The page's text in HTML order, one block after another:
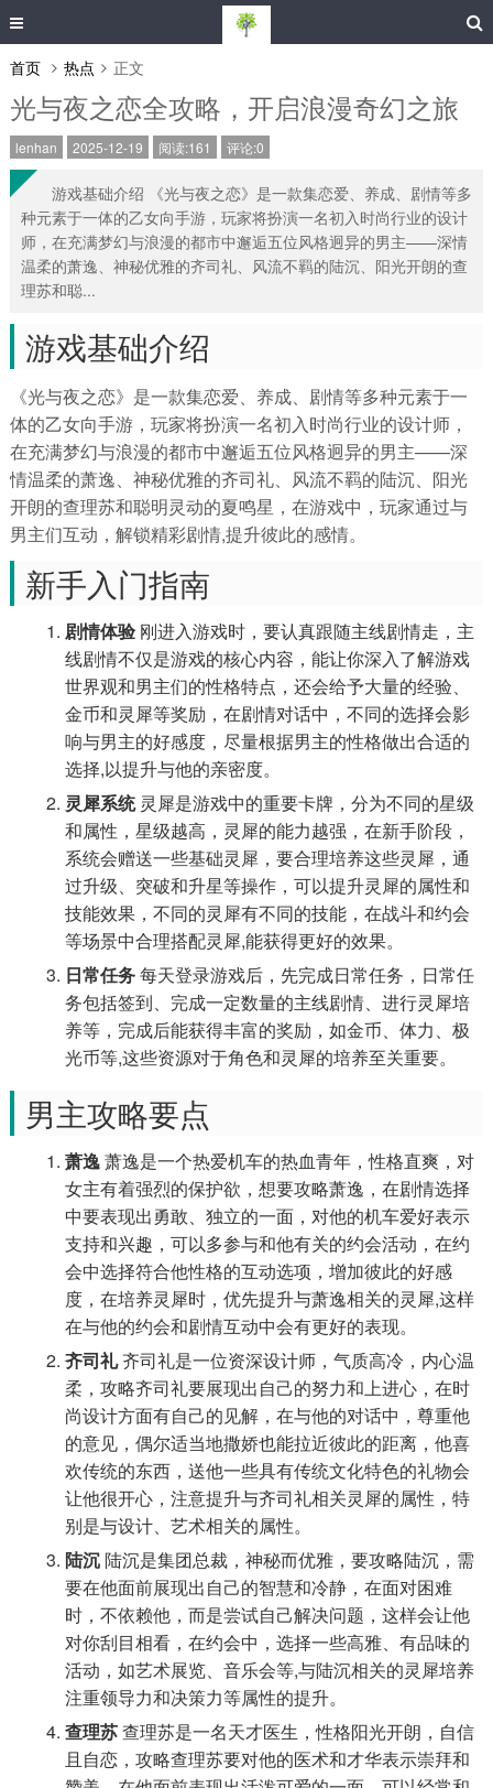
首页 热点 正文
光与夜之恋全攻略，开启浪漫奇幻之旅
lenhan 2025-12-19 阅读:161 评论:0
游戏基础介绍 《光与夜之恋》是一款集恋爱、养成、剧情等多
种元素于一体的乙女向手游，玩家将扮演一名初入时尚行业的设计
师，在充满梦幻与浪漫的都市中邂逅五位风格迥异的男主——深情
温柔的萧逸、神秘优雅的齐司礼、风流不羁的陆沉、阳光开朗的查
理苏和聪...
游戏基础介绍
《光与夜之恋》是一款集恋爱、养成、剧情等多种元素于一
体的乙女向手游，玩家将扮演一名初入时尚行业的设计师，
在充满梦幻与浪漫的都市中邂逅五位风格迥异的男主——深
情温柔的萧逸、神秘优雅的齐司礼、风流不羁的陆沉、阳光
开朗的查理苏和聪明灵动的夏鸣星，在游戏中，玩家通过与
男主们互动，解锁精彩剧情,提升彼此的感情。
新手入门指南
剧情体验刚进入游戏时，要认真跟随主线剧情走，主
线剧情不仅是游戏的核心内容，能让你深入了解游戏
世界观和男主们的性格特点，还会给予大量的经验、
金币和灵犀等奖励，在剧情对话中，不同的选择会影
响与男主的好感度，尽量根据男主的性格做出合适的
选择,以提升与他的亲密度。
灵犀系统灵犀是游戏中的重要卡牌，分为不同的星级
和属性，星级越高，灵犀的能力越强，在新手阶段，
系统会赠送一些基础灵犀，要合理培养这些灵犀，通
过升级、突破和升星等操作，可以提升灵犀的属性和
技能效果，不同的灵犀有不同的技能，在战斗和约会
等场景中合理搭配灵犀,能获得更好的效果。
日常任务每天登录游戏后，先完成日常任务，日常任
务包括签到、完成一定数量的主线剧情、进行灵犀培
养等，完成后能获得丰富的奖励，如金币、体力、极
光币等,这些资源对于角色和灵犀的培养至关重要。
男主攻略要点
萧逸萧逸是一个热爱机车的热血青年，性格直爽，对
女主有着强烈的保护欲，想要攻略萧逸，在剧情选择
中要表现出勇敢、独立的一面，对他的机车爱好表示
支持和兴趣，可以多参与和他有关的约会活动，在约
会中选择符合他性格的互动选项，增加彼此的好感
度，在培养灵犀时，优先提升与萧逸相关的灵犀,这样
在与他的约会和剧情互动中会有更好的表现。
齐司礼齐司礼是一位资深设计师，气质高冷，内心温
柔，攻略齐司礼要展现出自己的努力和上进心，在时
尚设计方面有自己的见解，在与他的对话中，尊重他
的意见，偶尔适当地撒娇也能拉近彼此的距离，他喜
欢传统的东西，送他一些具有传统文化特色的礼物会
让他很开心，注意提升与齐司礼相关灵犀的属性，特
别是与设计、艺术相关的属性。
陆沉陆沉是集团总裁，神秘而优雅，要攻略陆沉，需
要在他面前展现出自己的智慧和冷静，在面对困难
时，不依赖他，而是尝试自己解决问题，这样会让他
对你刮目相看，在约会中，选择一些高雅、有品味的
活动，如艺术展览、音乐会等,与陆沉相关的灵犀培养
注重领导力和决策力等属性的提升。
查理苏查理苏是一名天才医生，性格阳光开朗，自信
且自恋，攻略查理苏要对他的医术和才华表示崇拜和